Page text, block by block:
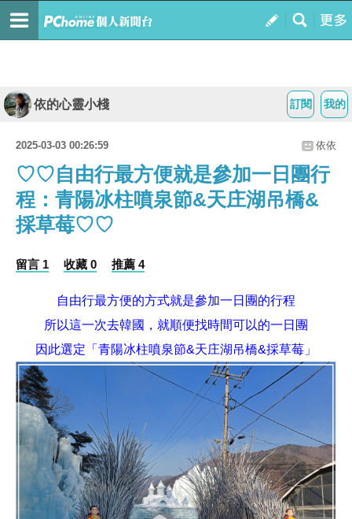
我的
訂閱
依的心靈小棧
2025-03-03 00:26:59 依依
♡♡自由行最方便就是參加一日團行
程：青陽冰柱噴泉節&天庄湖吊橋&
採草莓♡♡
留言 1 收藏 0 推薦 4
自由行最方便的方式就是參加一日團的行程
所以這一次去韓國 ， 就順便找時間可以的一日團
因此選定 「 青陽冰柱噴泉節&天庄湖吊橋&採草莓 」